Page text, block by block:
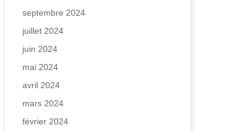
septembre 2024
juillet 2024
juin 2024
mai 2024
avril 2024
mars 2024
février 2024